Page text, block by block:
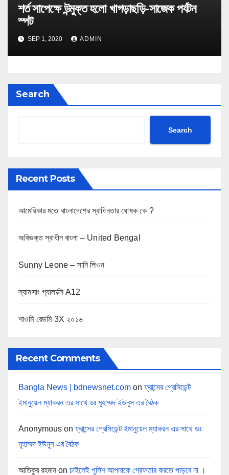
শর্ত সাপেক্ষে উন্মুক্ত হলো খাগড়াছড়ি-সাজেক পর্যটন
স্পট
SEP 1, 2020 ADMIN
Search
Search
Recent Posts
আমেরিকার মতে বাংলাদেশের স্বাধিনতার ঘোষক কে ?
অবিভক্ত স্বাধীন বাংলা – United Bengal
Sunny Leone – সানি লিওন
স্যামসাং গ্যালাক্সি A12
শাওমি রেডমি 3X ২০১৬
Recent Comments
Bangla News | bdnewsnet.com onফ্রান্সের প্রেসিডেন্ট
ইমানুয়েল ম্যাকরন এর সাথে ডঃ মুহাম্মদ ইউনুস এর বৈঠক
Anonymous onফ্রান্সের প্রেসিডেন্ট ইমানুয়েল ম্যাকরন এর সাথে ডঃ
মুহাম্মদ ইউনুস এর বৈঠক
আতিকুর রহমান on চাইলেই পুলিশ আপনাকে গ্রেফতার করতে পাড়বে না ।